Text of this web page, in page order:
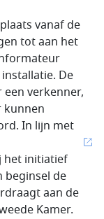
vanaf de
tot aan het
De
verkenner,
kunnen
In lijn met
het initiatief
beginsel de
aan de
Kamer.